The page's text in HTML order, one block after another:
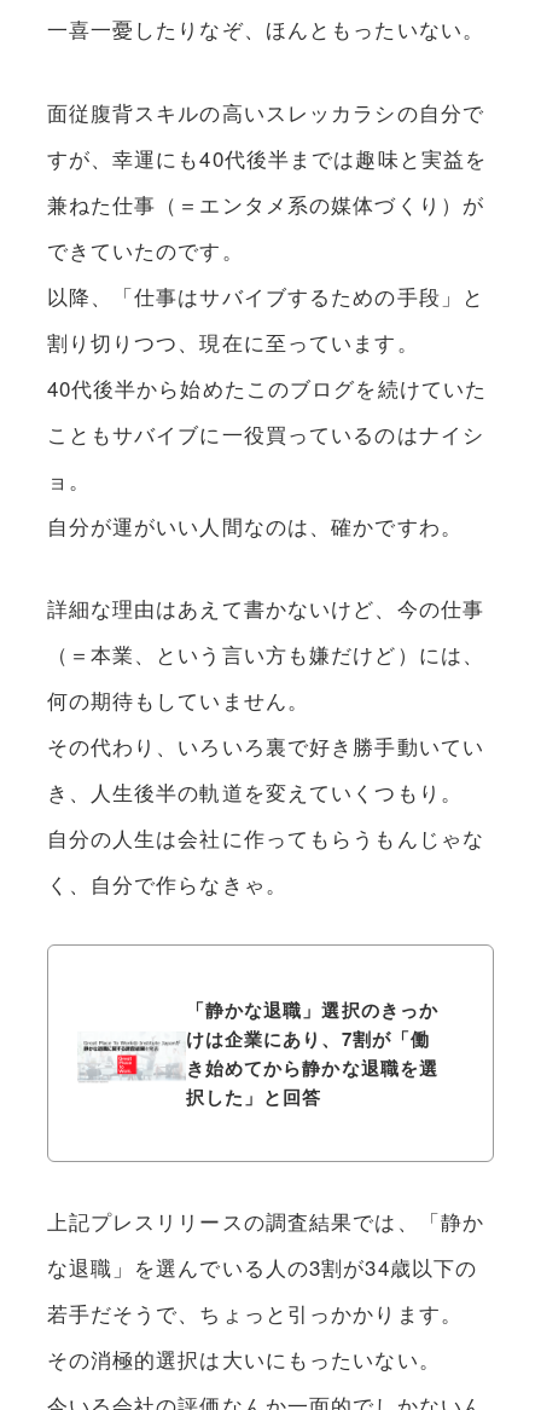
一喜一憂したりなぞ、ほんともったいない。
面従腹背スキルの高いスレッカラシの自分で
すが、幸運にも40代後半までは趣味と実益を
兼ねた仕事（＝エンタメ系の媒体づくり）が
できていたのです。
以降、「仕事はサバイブするための手段」と
割り切りつつ、現在に至っています。
40代後半から始めたこのブログを続けていた
こともサバイブに一役買っているのはナイシ
ョ。
自分が運がいい人間なのは、確かですわ。
詳細な理由はあえて書かないけど、今の仕事
（＝本業、という言い方も嫌だけど）には、
何の期待もしていません。
その代わり、いろいろ裏で好き勝手動いてい
き、人生後半の軌道を変えていくつもり。
自分の人生は会社に作ってもらうもんじゃな
く、自分で作らなきゃ。
「静かな退職」選択のきっか
けは企業にあり、7割が「働
き始めてから静かな退職を選
択した」と回答
上記プレスリリースの調査結果では、「静か
な退職」を選んでいる人の3割が34歳以下の
若手だそうで、ちょっと引っかかります。
その消極的選択は大いにもったいない。